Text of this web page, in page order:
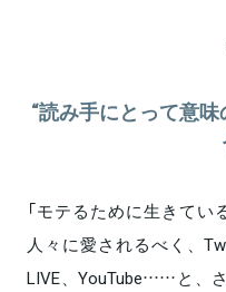
“読み手にとって意
「モテるために生きてい
人々に愛されるべく、
LIVE、YouTube……と、